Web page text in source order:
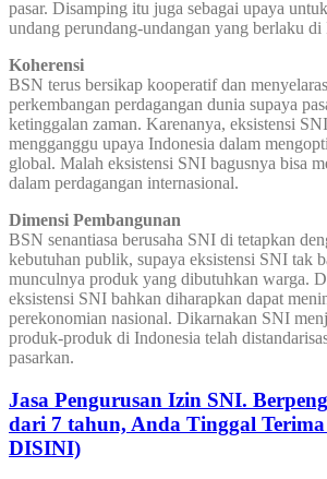
pasar. Disamping itu juga sebagai upaya
undang perundang-undangan yang berlaku di
Koherensi
BSN terus bersikap kooperatif dan
perkembangan perdagangan dunia supaya
ketinggalan zaman. Karenanya, eksistensi
mengganggu upaya Indonesia dalam
global. Malah eksistensi SNI bagusnya bisa
dalam perdagangan internasional.
Dimensi Pembangunan
BSN senantiasa berusaha SNI di tetapkan
kebutuhan publik, supaya eksistensi SNI tak
munculnya produk yang dibutuhkan warga.
eksistensi SNI bahkan diharapkan dapat
perekonomian nasional. Dikarnakan SNI
produk-produk di Indonesia telah
pasarkan.
Jasa Pengurusan Izin SNI.
dari 7 tahun, Anda Tinggal
DISINI)